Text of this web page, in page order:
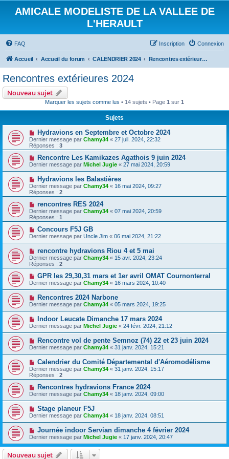
AMICALE MODELISTE DE LA VALLEE DE
L'HERAULT
FAQ Connexion
Inscription
Accueil Accueil du forum CALENDRIER 2024 Rencontres extérieures 2024
Rencontres extérieures 2024
Nouveau sujet
Marquer les sujets comme lus • 14 sujets • Page 1 sur 1
Sujets
Hydravions en Septembre et Octobre 2024
Dernier message par Chamy34 « 27 juil. 2024, 22:32
Réponses : 3
Rencontre Les Kamikazes Agathois 9 juin 2024
Dernier message par Michel Jugie « 27 mai 2024, 20:59
Hydravions les Balastières
Dernier message par Chamy34 « 16 mai 2024, 09:27
Réponses : 2
rencontres RES 2024
Dernier message par Chamy34 « 07 mai 2024, 20:59
Réponses : 1
Concours F5J GB
Dernier message par Uncle Jim « 06 mai 2024, 21:22
rencontre hydravions Riou 4 et 5 mai
Dernier message par Chamy34 « 15 avr. 2024, 23:24
Réponses : 2
GPR les 29,30,31 mars et 1er avril OMAT Cournonterral
Dernier message par Chamy34 « 16 mars 2024, 10:40
Rencontres 2024 Narbone
Dernier message par Chamy34 « 05 mars 2024, 19:25
Indoor Leucate Dimanche 17 mars 2024
Dernier message par Michel Jugie « 24 févr. 2024, 21:12
Rencontre vol de pente Semnoz (74) 22 et 23 juin 2024
Dernier message par Chamy34 « 31 janv. 2024, 15:21
Calendrier du Comité Départemental d'Aéromodélisme
Dernier message par Chamy34 « 31 janv. 2024, 15:17
Réponses : 2
Rencontres hydravions France 2024
Dernier message par Chamy34 « 18 janv. 2024, 09:00
Stage planeur F5J
Dernier message par Chamy34 « 18 janv. 2024, 08:51
Journée indoor Servian dimanche 4 février 2024
Dernier message par Michel Jugie « 17 janv. 2024, 20:47
Nouveau sujet